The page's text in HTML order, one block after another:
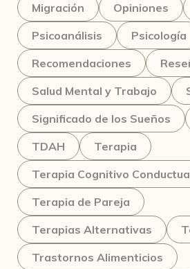
Migración
Opiniones
Psicoanálisis
Psicología
Recomendaciones
Salud Mental y Trabajo
Significado de los Sueños
TDAH
Terapia
Terapia Cognitivo
Terapia de Pareja
Terapias Alternativas
Trastornos Alimenticios